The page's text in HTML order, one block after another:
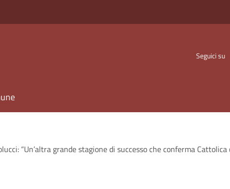
Seguici su
“Un’altra grande stagione di successo che conferma